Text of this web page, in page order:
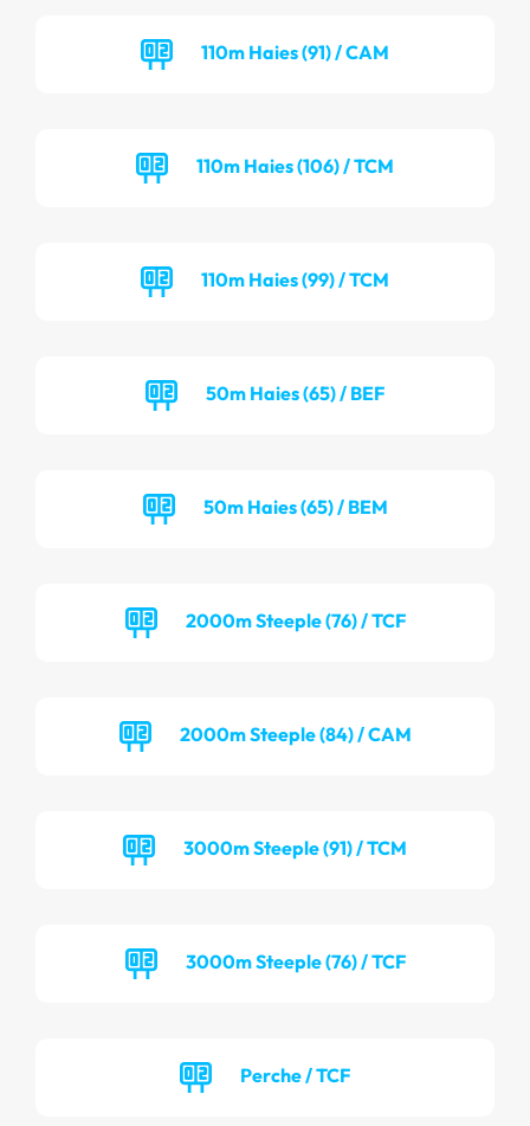
110m Haies (91) / CAM
110m Haies (106) / TCM
110m Haies (99) / TCM
50m Haies (65) / BEF
50m Haies (65) / BEM
2000m Steeple (76) / TCF
2000m Steeple (84) / CAM
3000m Steeple (91) / TCM
3000m Steeple (76) / TCF
Perche / TCF